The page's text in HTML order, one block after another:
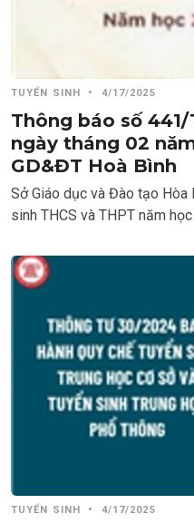
TUYỂN SINH • 4/17/2025
Thông báo số
ngày tháng 02
GD&ĐT Hoà Bình
Sở Giáo dục và Đào tạo Hòa
sinh THCS và THPT năm
TUYỂN SINH • 4/17/2025